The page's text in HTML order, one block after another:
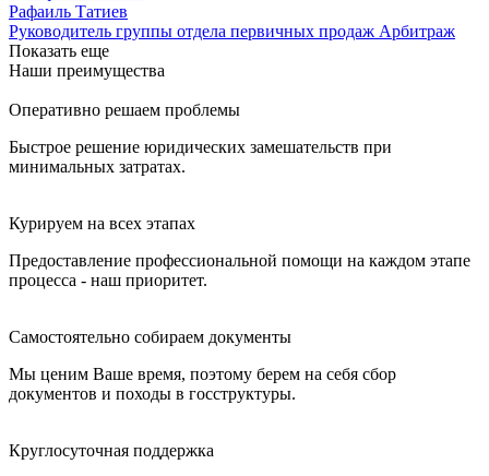
Рафаиль Татиев
Руководитель группы отдела первичных продаж Арбитраж
Показать еще
Наши преимущества
Оперативно решаем проблемы
Быстрое решение юридических замешательств при
минимальных затратах.
Курируем на всех этапах
Предоставление профессиональной помощи на каждом этапе
процесса - наш приоритет.
Самостоятельно собираем документы
Мы ценим Ваше время, поэтому берем на себя сбор
документов и походы в госструктуры.
Круглосуточная поддержка